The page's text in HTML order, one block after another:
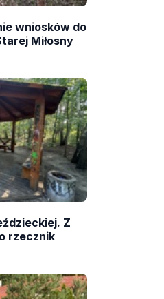
wniosków do
Miłosny
Z
rzecznik